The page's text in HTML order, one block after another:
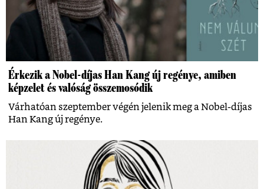
Érkezik a Nobel-díjas Han Kang új regénye, amiben
képzelet és valóság összemosódik
Várhatóan szeptember végén jelenik meg a Nobel-díjas
Han Kang új regénye.